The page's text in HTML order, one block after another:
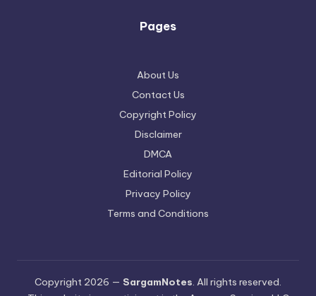
Pages
About Us
Contact Us
Copyright Policy
Disclaimer
DMCA
Editorial Policy
Privacy Policy
Terms and Conditions
Copyright 2026 — SargamNotes. All rights reserved.